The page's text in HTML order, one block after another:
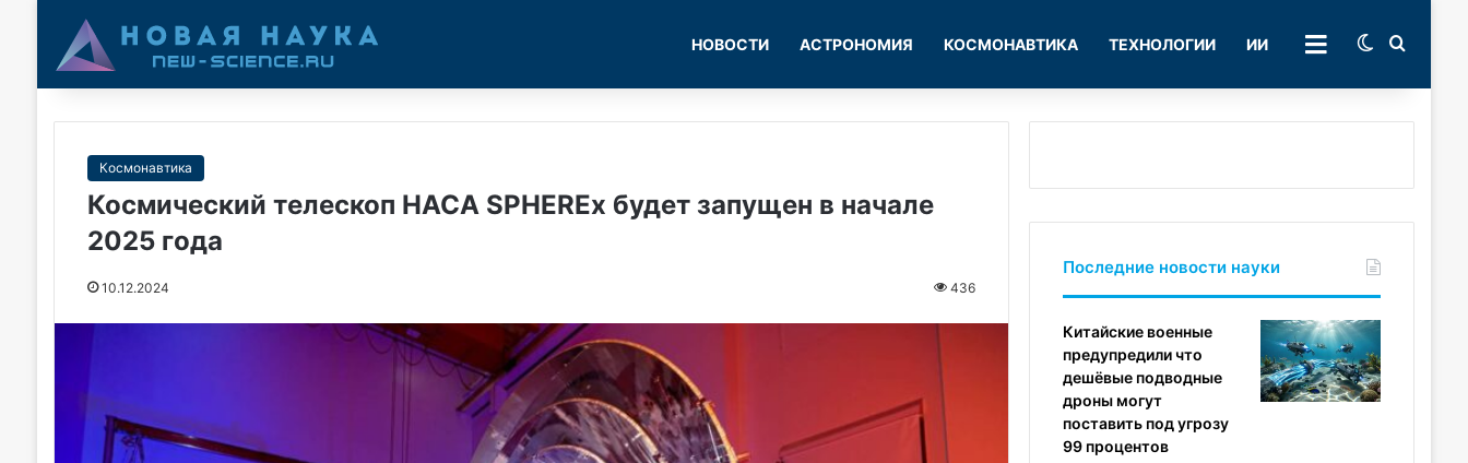
НОВОСТИ АСТРОНОМИЯ КОСМОНАВТИКА ТЕХНОЛОГИИ ИИ РУБРИКИSwitch skin
Космонавтика
Космический телескоп НАСА SPHEREx будет запущен в начале
2025 года
10.12.2024 436
Последние новости науки
Китайские военные
предупредили что
дешёвые подводные
дроны могут
поставить под угрозу
99 процентов